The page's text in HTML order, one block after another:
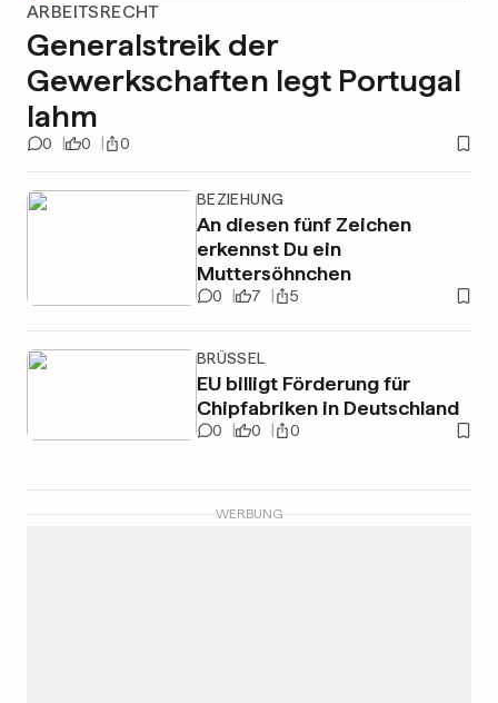
ARBEITSRECHT
Generalstreik der
Gewerkschaften legt Portugal
lahm
0 0 0
BEZIEHUNG
An diesen fünf Zeichen
erkennst Du ein
Muttersöhnchen
0 7 5
BRÜSSEL
EU billigt Förderung für
Chipfabriken in Deutschland
0 0 0
WERBUNG